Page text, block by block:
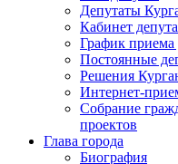
Депутаты
Кабинет
График приема
Постоянные
Решения
Интернет-
Собрание
проектов
Глава города
Биография